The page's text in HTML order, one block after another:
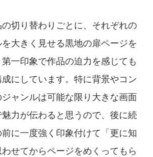
切り替わりごとに、それぞれの
大きく見せる黒地の扉ページを
一印象で作品の迫力を感じても
にしています。特に背景やコン
ャンルは可能な限り大きな画面
力が伝わると思うので、後に続
に一度強く印象付けて「更に知
せてからページをめくってもら